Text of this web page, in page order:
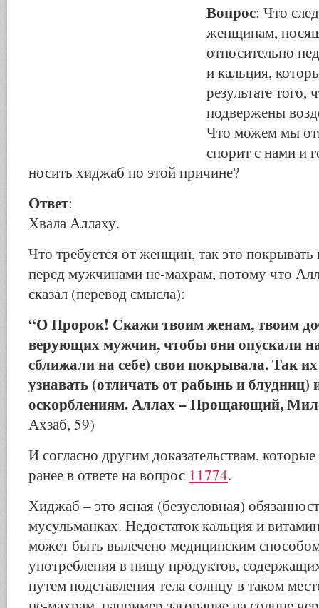
Вопрос: Что
женщинам,
относительно
и кальция,
результате
подвержены
Что можем мы
спорит с нами и
носить хиджаб по этой причине?
Ответ:
Хвала Аллаху.
Что требуется от женщин, так это покрывать
перед мужчинами не-махрам, потому что
сказал (перевод смысла):
“О Пророк! Скажи твоим женам, твоим
верующих мужчин, чтобы они опускали
сближали на себе) свои покрывала. Так их
узнавать (отличать от рабынь и блудниц)
оскорблениям. Аллах – Прощающий,
Ахзаб, 59)
И согласно другим доказательствам,
ранее в ответе на вопрос 11774.
Хиджаб – это ясная (безусловная)
мусульманках. Недостаток кальция и
может быть вылечено медицинским
употребления в пищу продуктов,
путем подставления тела солнцу в таком